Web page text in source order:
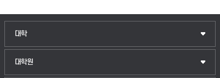
대학
인문융합공공인재학부
법경영학부
대학원
일반대학원